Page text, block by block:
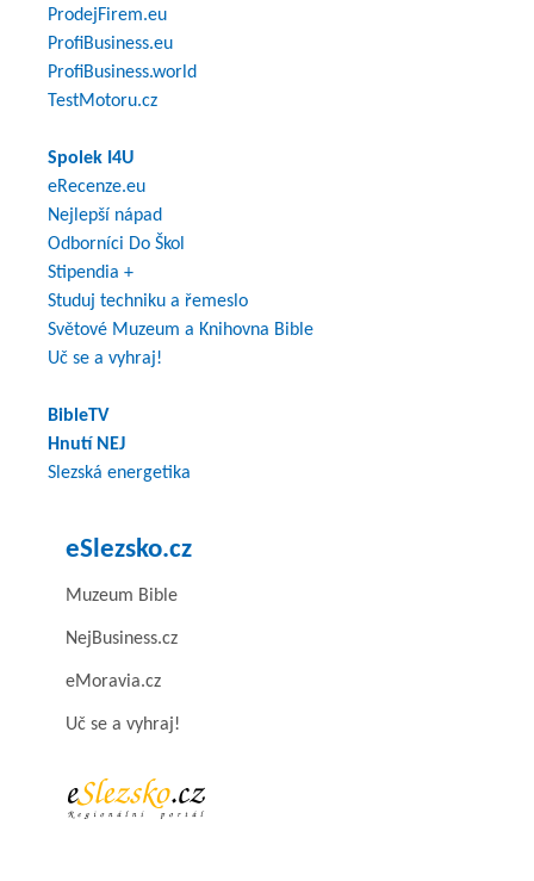
ProdejFirem.eu
ProfiBusiness.eu
ProfiBusiness.world
TestMotoru.cz
Spolek I4U
eRecenze.eu
Nejlepší nápad
Odborníci Do Škol
Stipendia +
Studuj techniku a řemeslo
Světové Muzeum a Knihovna Bible
Uč se a vyhraj!
BibleTV
Hnutí NEJ
Slezská energetika
eSlezsko.cz
Muzeum Bible
NejBusiness.cz
eMoravia.cz
Uč se a vyhraj!